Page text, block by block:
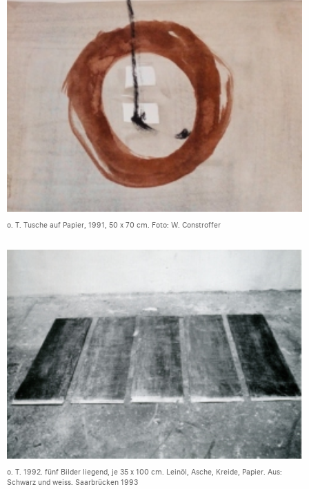
o. T. Tusche auf Papier, 1991, 50 x 70 cm. Foto: W. Constroffer
o. T. 1992. fünf Bilder liegend, je 35 x 100 cm. Leinöl, Asche, Kreide, Papier. Aus:
Schwarz und weiss. Saarbrücken 1993